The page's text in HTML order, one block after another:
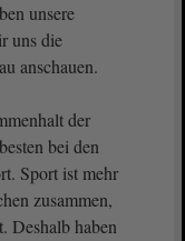
unsere
uns die
anschauen.
der
bei den
Sport ist mehr
zusammen,
Deshalb haben